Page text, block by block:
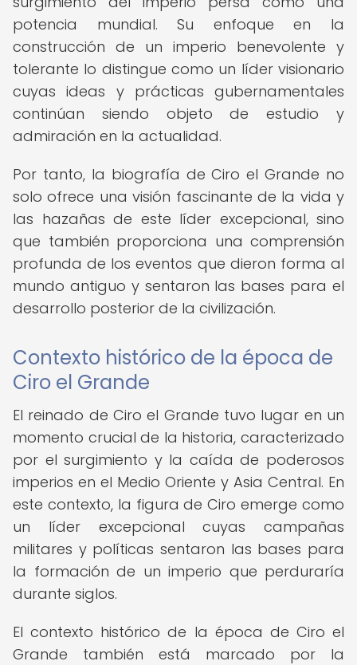
potencia mundial. Su enfoque en la
construcción de un imperio benevolente y
tolerante lo distingue como un líder visionario
cuyas ideas y prácticas gubernamentales
continúan siendo objeto de estudio y
admiración en la actualidad.
Por tanto, la biografía de Ciro el Grande no
solo ofrece una visión fascinante de la vida y
las hazañas de este líder excepcional, sino
que también proporciona una comprensión
profunda de los eventos que dieron forma al
mundo antiguo y sentaron las bases para el
desarrollo posterior de la civilización.
Contexto histórico de la época de
Ciro el Grande
El reinado de Ciro el Grande tuvo lugar en un
momento crucial de la historia, caracterizado
por el surgimiento y la caída de poderosos
imperios en el Medio Oriente y Asia Central. En
este contexto, la figura de Ciro emerge como
un líder excepcional cuyas campañas
militares y políticas sentaron las bases para
la formación de un imperio que perduraría
durante siglos.
El contexto histórico de la época de Ciro el
Grande también está marcado por la